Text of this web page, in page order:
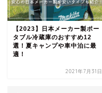
【2023】日本メーカー製ポー
タブル冷蔵庫のおすすめ12
選！夏キャンプや車中泊に最
適！
2021年7月31日